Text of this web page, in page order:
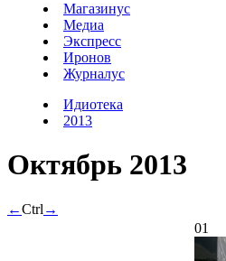
Магазинус
Медиа
Экспресс
Иронов
Журналус
Идиотека
2013
Октябрь 2013
←Ctrl →
01